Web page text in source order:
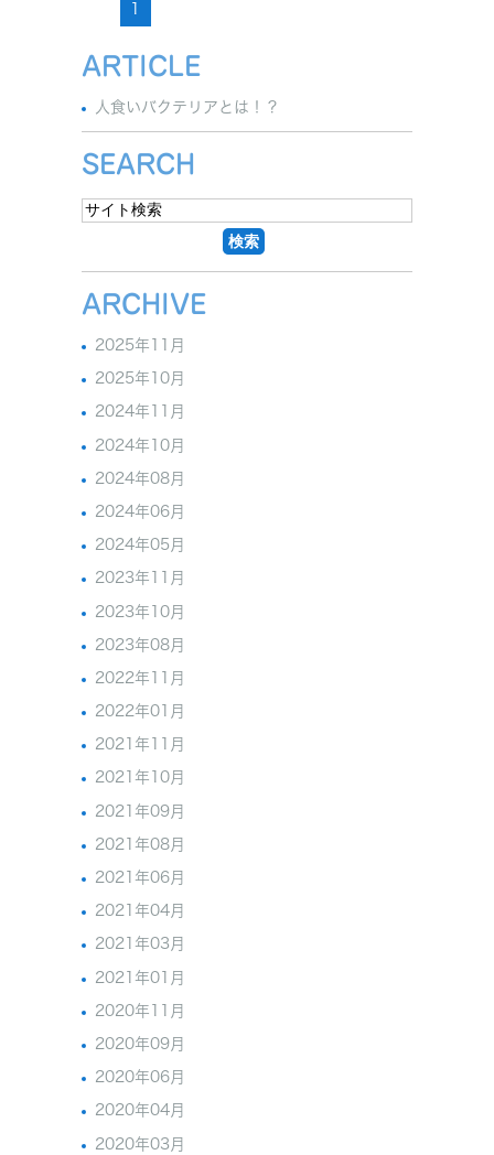
ARTICLE
人食いバクテリアとは！？
SEARCH
ARCHIVE
2025年11月
2025年10月
2024年11月
2024年10月
2024年08月
2024年06月
2024年05月
2023年11月
2023年10月
2023年08月
2022年11月
2022年01月
2021年11月
2021年10月
2021年09月
2021年08月
2021年06月
2021年04月
2021年03月
2021年01月
2020年11月
2020年09月
2020年06月
2020年04月
2020年03月